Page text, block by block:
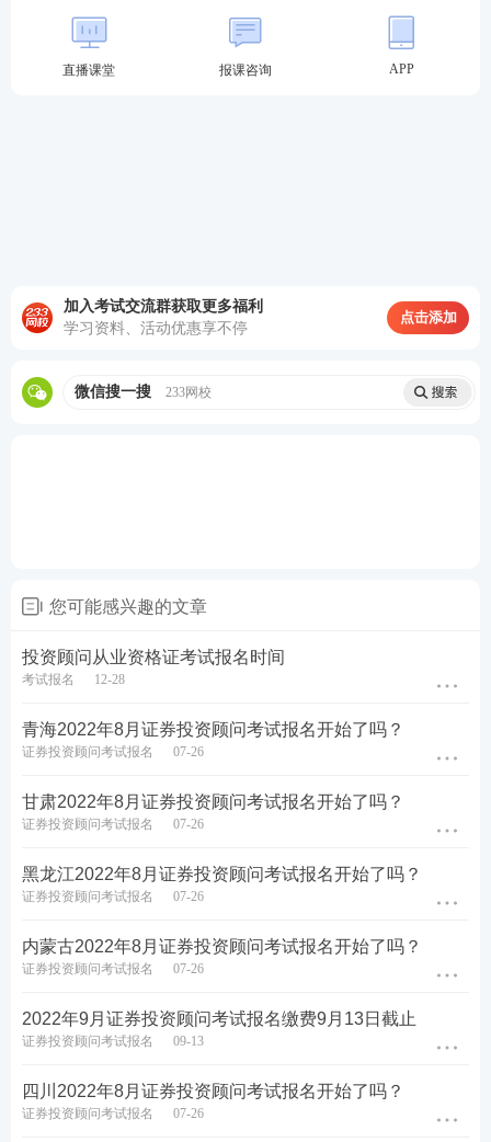
测试费用:61元/科
交费方式:网上交费
将证券从业资格考试调整为非准入类的专业能力水平
水平评价测试 ，测试分为从业人员专业能力水平评价
测试
从业人员专业能力水平评价测试的
融市场基础知识；专项业务水平评价测试对应的专业
科目
为：
发布证券研究报告业
务、投资银行业务等。
评价测试对应的科目为：证券公司高级管理人员水平
评价测试；专项高级管理人员水平评价测试对应的专
业科目为：合规管理人员水平评价测试、证券评级业
务高级管理人员资质测试等。
★证券考试改革已实施，证书含金量提升，考试
佳荣、孙婧带你抢占先机一考通关，
2022年早日
★2022证券统考报名即将开启，金融大神王佳
直播课堂 报课咨询 APP
加入考试交流群获取更多福利
学习资料、活动优惠享不停
点击添加
微信搜一搜 233网校
您可能感兴趣的文章
投资顾问从业资格证考试报名时间
考试报名 12-28
青海2022年8月证券投资顾问考试报名开始了吗？
证券投资顾问考试报名 07-26
甘肃2022年8月证券投资顾问考试报名开始了吗？
证券投资顾问考试报名 07-26
黑龙江2022年8月证券投资顾问考试报名开始了吗？
证券投资顾问考试报名 07-26
内蒙古2022年8月证券投资顾问考试报名开始了吗？
证券投资顾问考试报名 07-26
2022年9月证券投资顾问考试报名缴费9月13日截止
证券投资顾问考试报名 09-13
四川2022年8月证券投资顾问考试报名开始了吗？
证券投资顾问考试报名 07-26